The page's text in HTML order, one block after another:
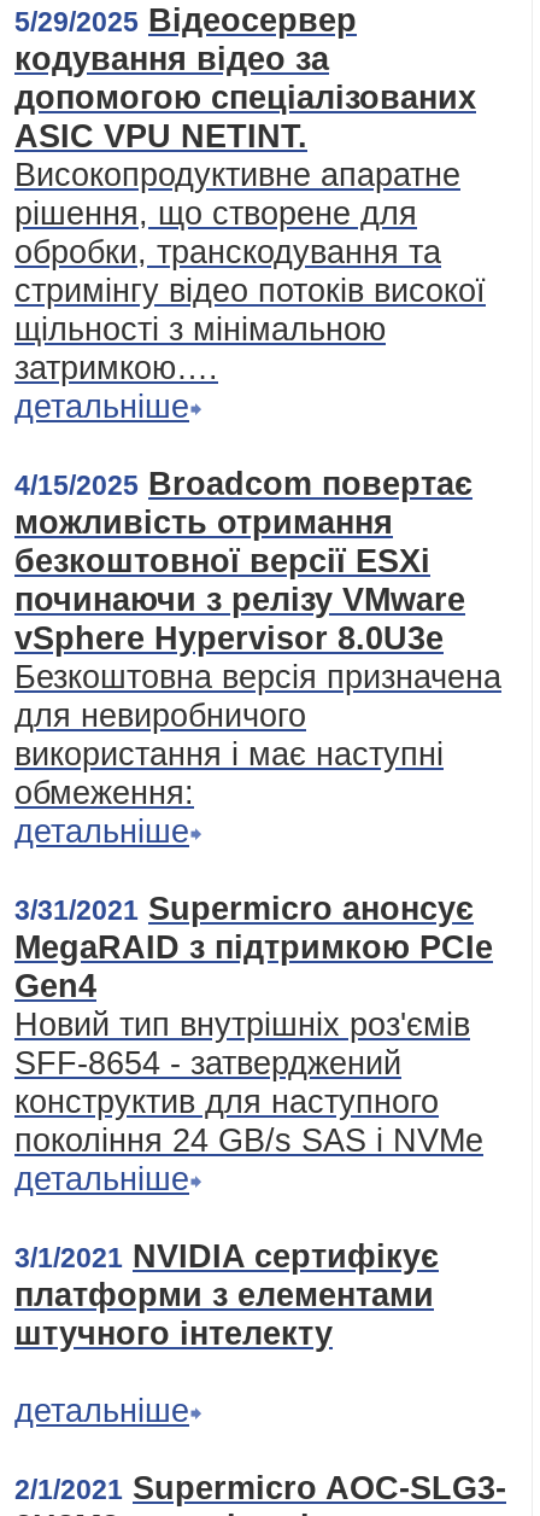
5/29/2025 Відеосервер
кодування відео за
допомогою спеціалізованих
ASIC VPU NETINT.
Високопродуктивне апаратне
рішення, що створене для
обробки, транскодування та
стримінгу відео потоків високої
щільності з мінімальною
затримкою….
детальніше
4/15/2025 Broadcom повертає
можливість отримання
безкоштовної версії ESXi
починаючи з релізу VMware
vSphere Hypervisor 8.0U3e
Безкоштовна версія призначена
для невиробничого
використання і має наступні
обмеження:
детальніше
3/31/2021 Supermicro анонсує
MegaRAID з підтримкою PCIe
Gen4
Новий тип внутрішніх роз'ємів
SFF-8654 - затверджений
конструктив для наступного
покоління 24 GB/s SAS і NVMe
детальніше
3/1/2021 NVIDIA сертифікує
платформи з елементами
штучного інтелекту
детальніше
2/1/2021 Supermicro AOC-SLG3-